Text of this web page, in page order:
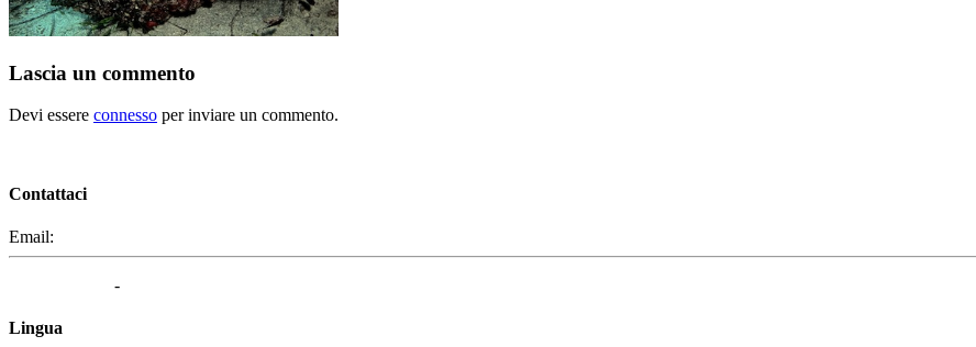
Lascia un commento
Devi essere connesso per inviare un commento.
Contattaci
Email:
-
Lingua